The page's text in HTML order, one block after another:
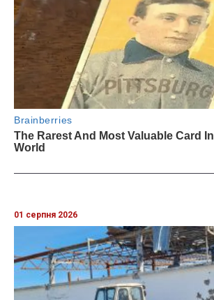
01 серпня 2026